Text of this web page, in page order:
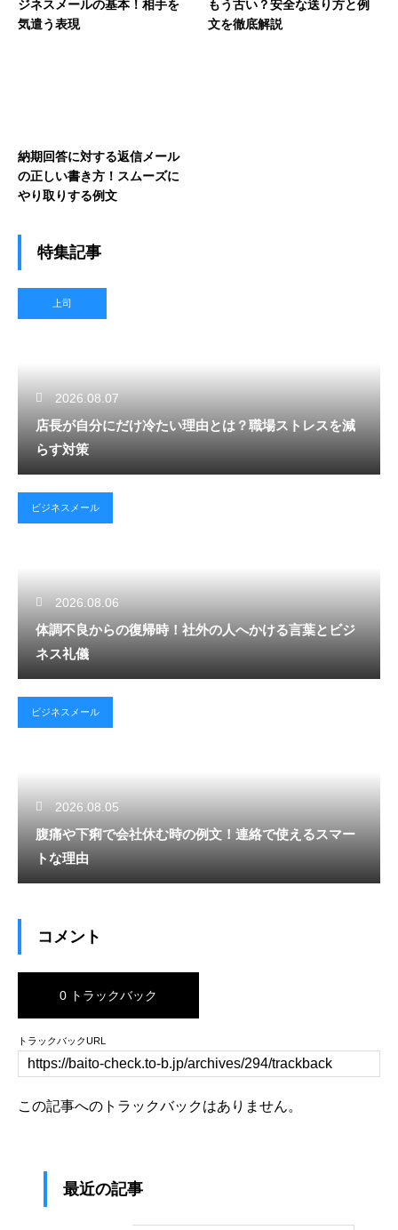
ジネスメールの基本！相手を
気遣う表現
もう古い？安全な送り方と例
文を徹底解説
納期回答に対する返信メール
の正しい書き方！スムーズに
やり取りする例文
特集記事
上司
2026.08.07
店長が自分にだけ冷たい理由とは？職場ストレスを減
らす対策
ビジネスメール
2026.08.06
体調不良からの復帰時！社外の人へかける言葉とビジ
ネス礼儀
ビジネスメール
2026.08.05
腹痛や下痢で会社休む時の例文！連絡で使えるスマー
トな理由
コメント
0 トラックバック
トラックバックURL
この記事へのトラックバックはありません。
最近の記事